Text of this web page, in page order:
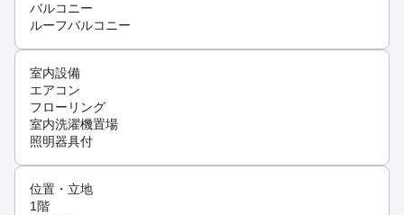
バルコニー
ルーフバルコニー
室内設備
エアコン
フローリング
室内洗濯機置場
照明器具付
位置・立地
1階